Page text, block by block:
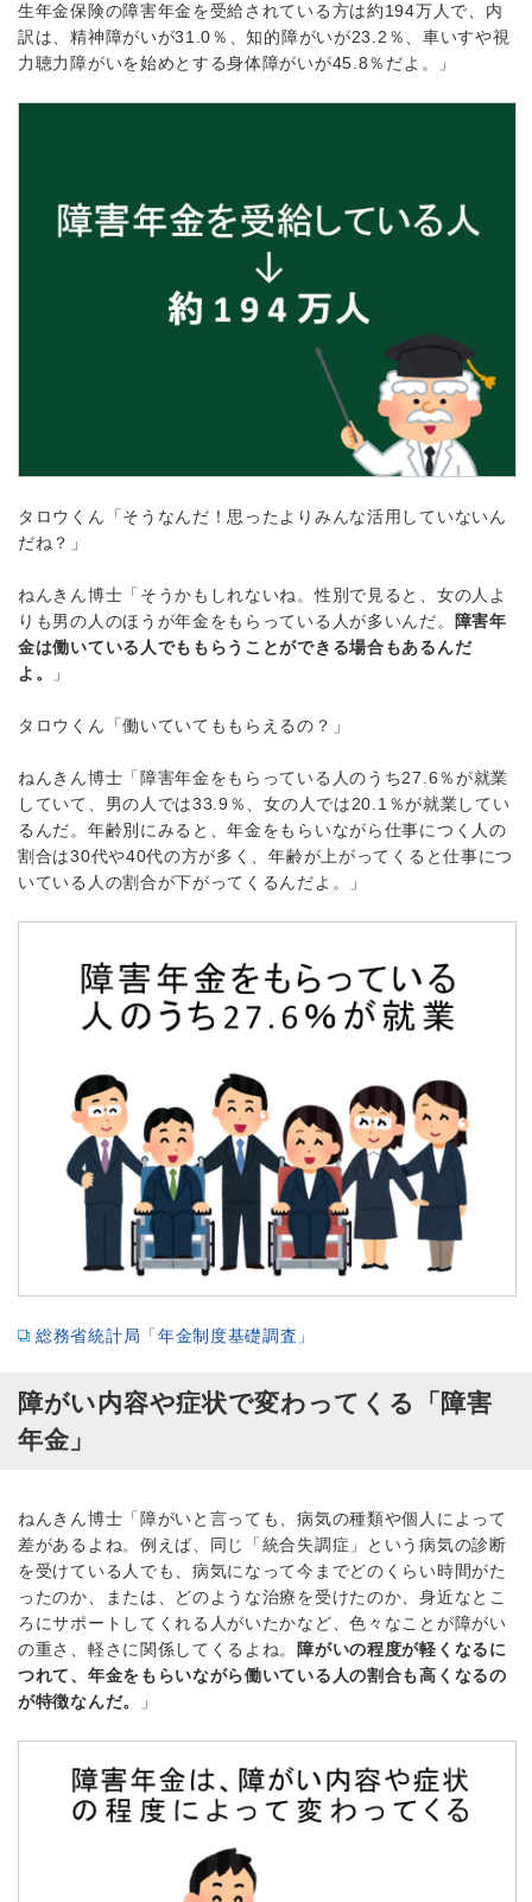
生年金保険の障害年金を受給されている方は約194万人で、内
訳は、精神障がいが31.0％、知的障がいが23.2％、車いすや視
力聴力障がいを始めとする身体障がいが45.8％だよ。」
タロウくん「そうなんだ！思ったよりみんな活用していないん
だね？」
ねんきん博士「そうかもしれないね。性別で見ると、女の人よ
りも男の人のほうが年金をもらっている人が多いんだ。
障害年
金は働いている人でももらうことができる場合もあるんだ
よ。
」
タロウくん「働いていてももらえるの？」
ねんきん博士「障害年金をもらっている人のうち27.6％が就業
していて、男の人では33.9％、女の人では20.1％が就業してい
るんだ。年齢別にみると、年金をもらいながら仕事につく人の
割合は30代や40代の方が多く、年齢が上がってくると仕事につ
いている人の割合が下がってくるんだよ。」
総務省統計局「年金制度基礎調査」
障がい内容や症状で変わってくる「障害
年金」
ねんきん博士「障がいと言っても、病気の種類や個人によって
差があるよね。例えば、同じ「統合失調症」という病気の診断
を受けている人でも、病気になって今までどのくらい時間がた
ったのか、または、どのような治療を受けたのか、身近なとこ
ろにサポートしてくれる人がいたかなど、色々なことが障がい
の重さ、軽さに関係してくるよね。
障がいの程度が軽くなるに
つれて、年金をもらいながら働いている人の割合も高くなるの
が特徴なんだ。
」